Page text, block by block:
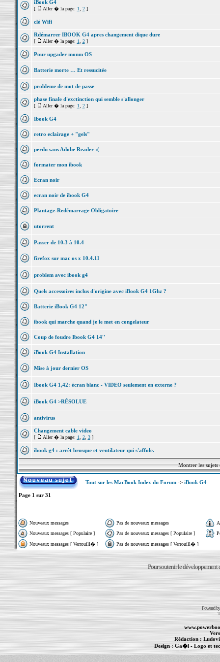
iBook G4
[ Aller � la page: 1 2]
clé Wifi
Rdémarrer IBOOK G4 apres changement dique dure
[ Aller � la page: 1 2]
Pour upgader monm OS
Batterie morte … Et ressucitée
probleme de mot de passe
phase finale d'exctinction qui semble s'allonger
[ Aller � la page: 1 2]
Ibook G4
retro eclairage + "gels"
perdu sans Adobe Reader :(
formater mon ibook
Ecran noir
ecran noir de ibook G4
Plantage-Redémarrage Obligatoire
utorrent
Passer de 10.3 à 10.4
firefox sur mac os x 10.4.11
problem avec ibook g4
Quels accessoires inclus d'origine avec iBook G4 1Ghz ?
Batterie iBook G4 12"
ibook qui marche quand je le met en congelateur
Coup de foudre Ibook G4 14''
iBook G4 Installation
Mise à jour dernier OS
Ibook G4 1,42: écran blanc - VIDEO seulement en externe ?
iBook G4 >RÉSOLUE
antivirus
Changement cable video
[ Aller � la page: 1 2, 3]
ibook g4 : arrêt brusque et ventilateur qui s'affole.
Montrer les
Tout sur les MacBook Index du Forum-> iBook G4
Page 1 sur 31
Nouveaux messages Pas de nouveaux messages
Nouveaux messages [ Populaire ]
Pas de nouveaux messages [ Populaire ]
Nouveaux messages [ Verrouill� ]
Pas de nouveaux messages [ Verrouill� ]
Pour soutenir le développement
Powered
Rédaction :
Design : Ga�l- Logo et